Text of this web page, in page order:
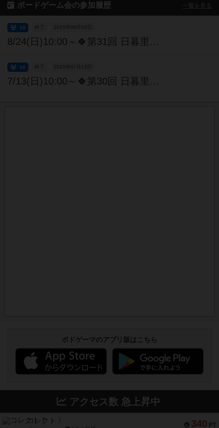
ボードゲーム会の参加履歴
8/24(日)10:00～🍀第31回 日暮里ボドゲ会🍀【初心者・初参加 大歓迎】
終了 2025年08月24日
18
7/13(日)10:00～🍀第30回 日暮里ボドゲ会🍀【初心者・初参加 大歓迎】
終了 2025年07月13日
18
ボドゲーマのアプリ版はこちら
アクセス数 急上昇中
340 PT
コレクト！